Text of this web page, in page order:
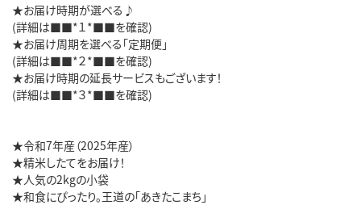
★お届け時期が選べる♪
(詳細は■■*１*■■を確認)
★お届け周期を選べる「定期便」
(詳細は■■*２*■■を確認)
★お届け時期の延長サービスもございます！
(詳細は■■*３*■■を確認)
★令和7年産（2025年産）
★精米したてをお届け！
★人気の2kgの小袋
★和食にぴったり。王道の「あきたこまち」